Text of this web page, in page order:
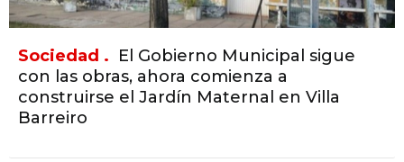
Sociedad . El Gobierno Municipal sigue
con las obras, ahora comienza a
construirse el Jardín Maternal en Villa
Barreiro